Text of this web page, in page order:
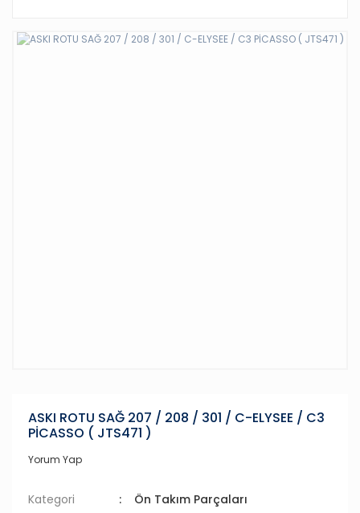
ASKI ROTU SAĞ 207 / 208 / 301 / C-ELYSEE / C3
PİCASSO ( JTS471 )
Yorum Yap
Kategori
Ön Takım Parçaları